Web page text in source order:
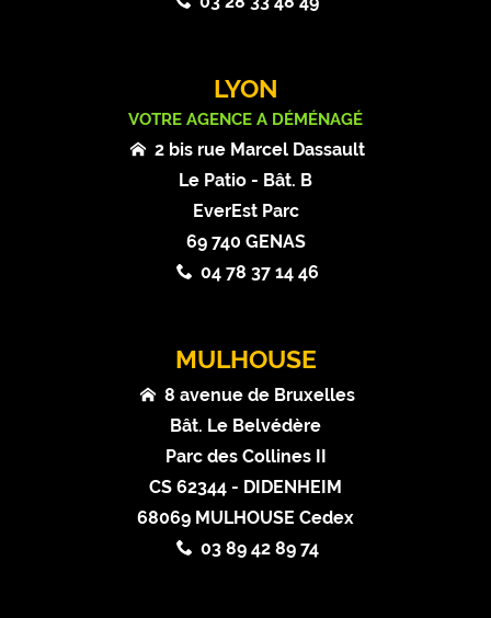
LYON
VOTRE AGENCE A DÉMÉNAGÉ
2 bis rue Marcel Dassault
Le Patio - Bât. B
EverEst Parc
69 740 GENAS
04 78 37 14 46
MULHOUSE
8 avenue de Bruxelles
Bât. Le Belvédère
Parc des Collines II
CS 62344 - DIDENHEIM
68069 MULHOUSE Cedex
03 89 42 89 74